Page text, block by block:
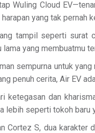
Wuling Cloud
yang tak pernah
tampil seperti surat
lama yang membuatmu
sempurna untuk
penuh cerita, Air EV
ketegasan dan
lebih seperti tokoh
Cortez S, dua karakter